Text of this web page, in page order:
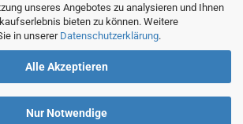
unseres Angebotes zu analysieren und Ihnen
bieten zu können. Weitere
in unserer Datenschutzerklärung.
Alle Akzeptieren
Nur Notwendige